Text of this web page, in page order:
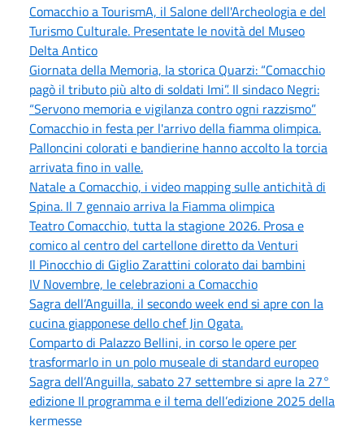
Comacchio a TourismA, il Salone dell'Archeologia e del
Turismo Culturale. Presentate le novità del Museo
Delta Antico
Giornata della Memoria, la storica Quarzi: “Comacchio
pagò il tributo più alto di soldati Imi”. Il sindaco Negri:
“Servono memoria e vigilanza contro ogni razzismo”
Comacchio in festa per l'arrivo della fiamma olimpica.
Palloncini colorati e bandierine hanno accolto la torcia
arrivata fino in valle.
Natale a Comacchio, i video mapping sulle antichità di
Spina. Il 7 gennaio arriva la Fiamma olimpica
Teatro Comacchio, tutta la stagione 2026. Prosa e
comico al centro del cartellone diretto da Venturi
Il Pinocchio di Giglio Zarattini colorato dai bambini
IV Novembre, le celebrazioni a Comacchio
Sagra dell’Anguilla, il secondo week end si apre con la
cucina giapponese dello chef Jin Ogata.
Comparto di Palazzo Bellini, in corso le opere per
trasformarlo in un polo museale di standard europeo
Sagra dell’Anguilla, sabato 27 settembre si apre la 27°
edizione Il programma e il tema dell’edizione 2025 della
kermesse